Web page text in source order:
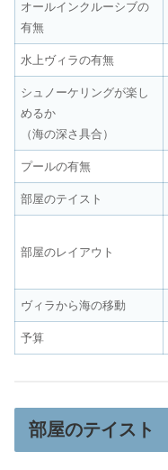
オールインクルーシブの
有無
水上ヴィラの有無
シュノーケリングが楽し
めるか
（海の深さ具合）
プールの有無
部屋のテイスト
部屋のレイアウト
ヴィラから海の移動
予算
部屋のテイスト